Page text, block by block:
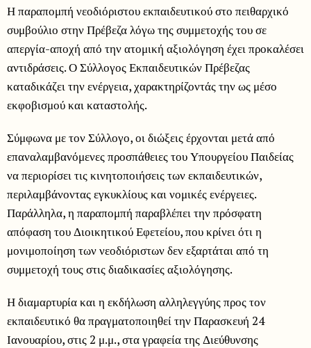
Η παραπομπή νεοδιόριστου εκπαιδευτικού στο πειθαρχικό
συμβούλιο στην Πρέβεζα λόγω της συμμετοχής του σε
απεργία-αποχή από την ατομική αξιολόγηση έχει προκαλέσει
αντιδράσεις. Ο Σύλλογος Εκπαιδευτικών Πρέβεζας
καταδικάζει την ενέργεια, χαρακτηρίζοντάς την ως μέσο
εκφοβισμού και καταστολής.
Σύμφωνα με τον Σύλλογο, οι διώξεις έρχονται μετά από
επαναλαμβανόμενες προσπάθειες του Υπουργείου Παιδείας
να περιορίσει τις κινητοποιήσεις των εκπαιδευτικών,
περιλαμβάνοντας εγκυκλίους και νομικές ενέργειες.
Παράλληλα, η παραπομπή παραβλέπει την πρόσφατη
απόφαση του Διοικητικού Εφετείου, που κρίνει ότι η
μονιμοποίηση των νεοδιόριστων δεν εξαρτάται από τη
συμμετοχή τους στις διαδικασίες αξιολόγησης.
Η διαμαρτυρία και η εκδήλωση αλληλεγγύης προς τον
εκπαιδευτικό θα πραγματοποιηθεί την Παρασκευή 24
Ιανουαρίου, στις 2 μ.μ., στα γραφεία της Διεύθυνσης